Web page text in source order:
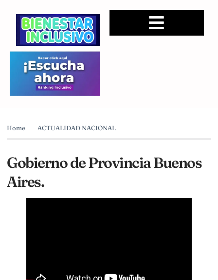
Home ACTUALIDAD NACIONAL
Gobierno de Provincia Buenos
Aires.